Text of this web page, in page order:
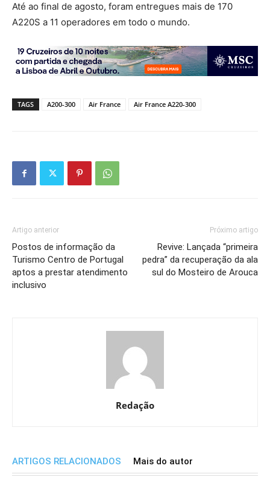
Até ao final de agosto, foram entregues mais de 170
A220S a 11 operadores em todo o mundo.
TAGS A200-300 Air France Air France A220-300
Artigo anterior
Postos de informação da
Turismo Centro de Portugal
aptos a prestar atendimento
inclusivo
Próximo artigo
Revive: Lançada “primeira
pedra” da recuperação da ala
sul do Mosteiro de Arouca
Redação
ARTIGOS RELACIONADOS Mais do autor